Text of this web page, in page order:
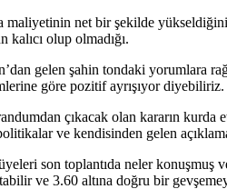
maliyetinin net bir şekilde
olup olmadığı.
gelen şahin tondaki yorumlara
göre pozitif ayrışıyor diyebiliriz.
çıkacak olan kararın kurda
ve kendisinden gelen
son toplantıda neler konuşmuş
ve 3.60 altına doğru bir